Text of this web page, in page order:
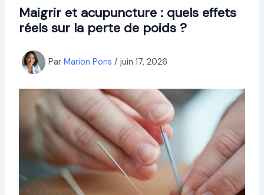
Maigrir et acupuncture : quels effets
réels sur la perte de poids ?
Par Marion Pons / juin 17, 2026